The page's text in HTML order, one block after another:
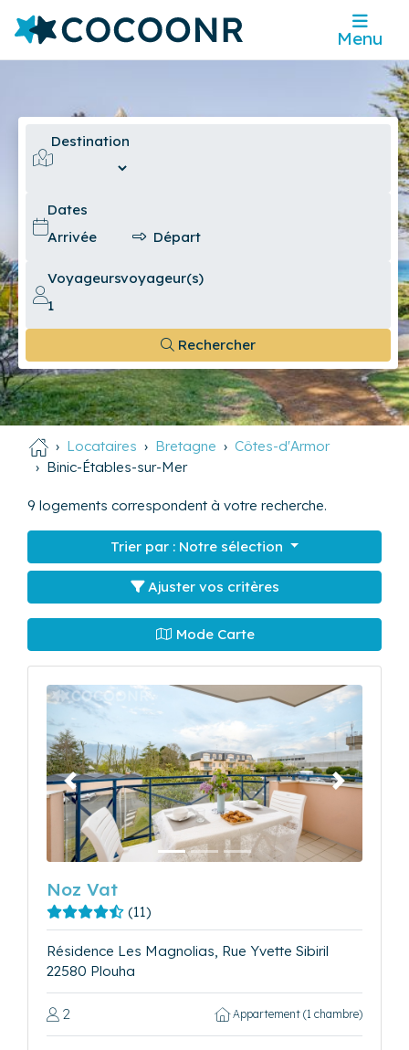
Menu
Destination
Dates
Voyageursvoyageur(s)
Rechercher
Locataires Bretagne
Côtes-d'Armor
Binic-Étables-sur-Mer
9 logements correspondent à votre recherche.
Trier par : Notre sélection
Ajuster vos critères
Mode Carte
Précédent Suivant
Noz Vat
(11)
Résidence Les Magnolias, Rue Yvette Sibiril
22580 Plouha
2 Appartement (1 chambre)